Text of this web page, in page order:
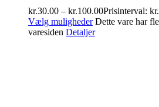
kr.30.00 – kr.100.00Prisinterval:
Vælg muligheder Dette vare har
varesiden Detaljer